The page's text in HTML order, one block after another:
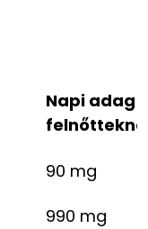
Napi adag
90 mg
990 mg